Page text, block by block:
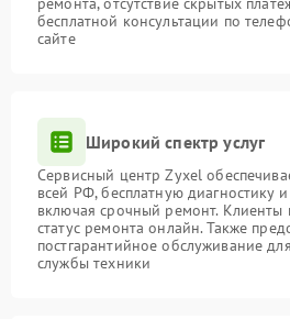
бесплатной консультации по
сайте
Широкий спектр услуг
Сервисный центр Zyxel
всей РФ, бесплатную диагностику
включая срочный ремонт. Клиенты
статус ремонта онлайн. Также
постгарантийное обслуживание
службы техники